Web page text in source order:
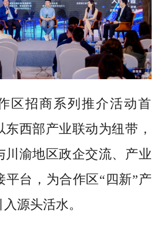
区招商系列推介活动首
西部产业联动为纽带，
川渝地区政企交流、产业
平台，为合作区“四新”产
源头活水。